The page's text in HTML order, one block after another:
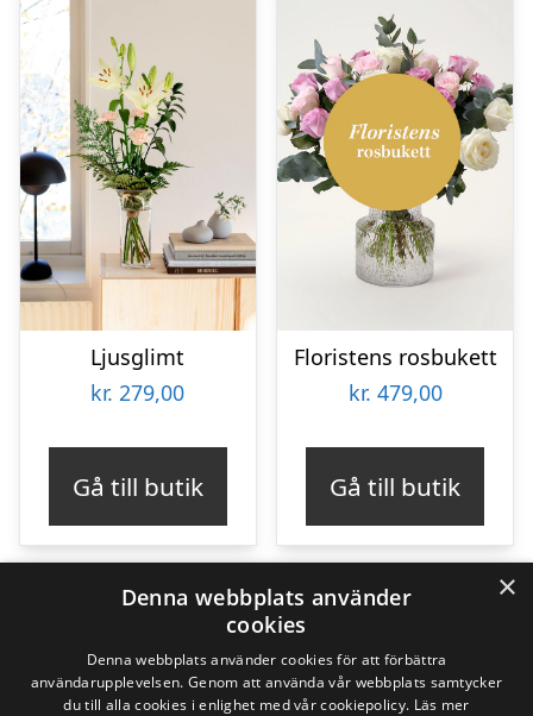
Ljusglimt
kr. 279,00
Gå till butik
Floristens rosbukett
kr. 479,00
Gå till butik
Produkter 191191
produkter
×
Denna webbplats använder
cookies
Denna webbplats använder cookies för att förbättra
användarupplevelsen. Genom att använda vår webbplats samtycker
du till alla cookies i enlighet med vår cookiepolicy. Läs mer